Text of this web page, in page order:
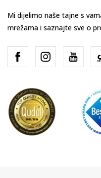
Mi dijelimo naše tajne s
mrežama i saznajte sve o